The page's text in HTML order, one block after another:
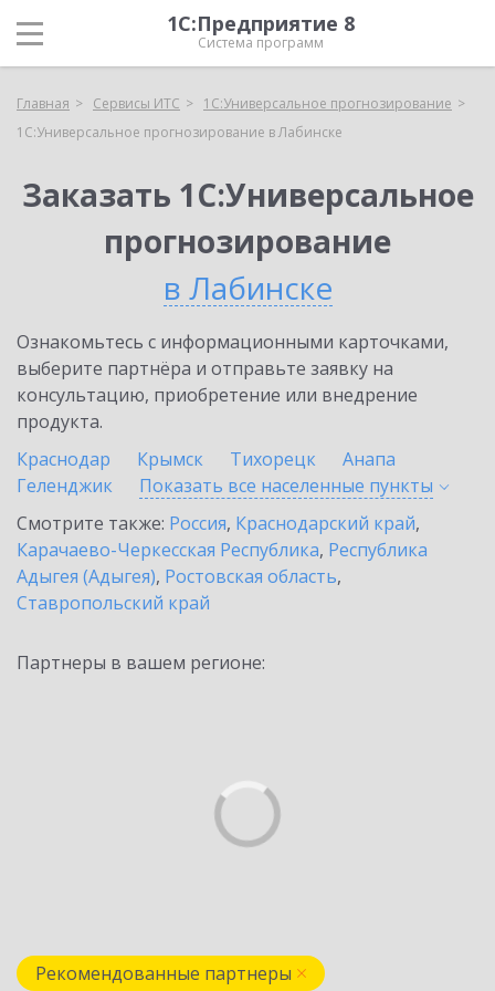
1С:Предприятие 8
Система программ
Главная Сервисы ИТС
1С:Универсальное прогнозирование
1С:Универсальное прогнозирование в Лабинске
Заказать 1С:Универсальное
прогнозирование
в Лабинске
Ознакомьтесь с информационными карточками,
выберите партнёра и отправьте заявку на
консультацию, приобретение или внедрение
продукта.
Краснодар
Крымск Тихорецк
Анапа
Геленджик
Показать все населенные пункты
Смотрите также: Россия, Краснодарский край,
Карачаево-Черкесская Республика, Республика
Адыгея (Адыгея), Ростовская область,
Ставропольский край
Партнеры в вашем регионе:
Рекомендованные партнеры